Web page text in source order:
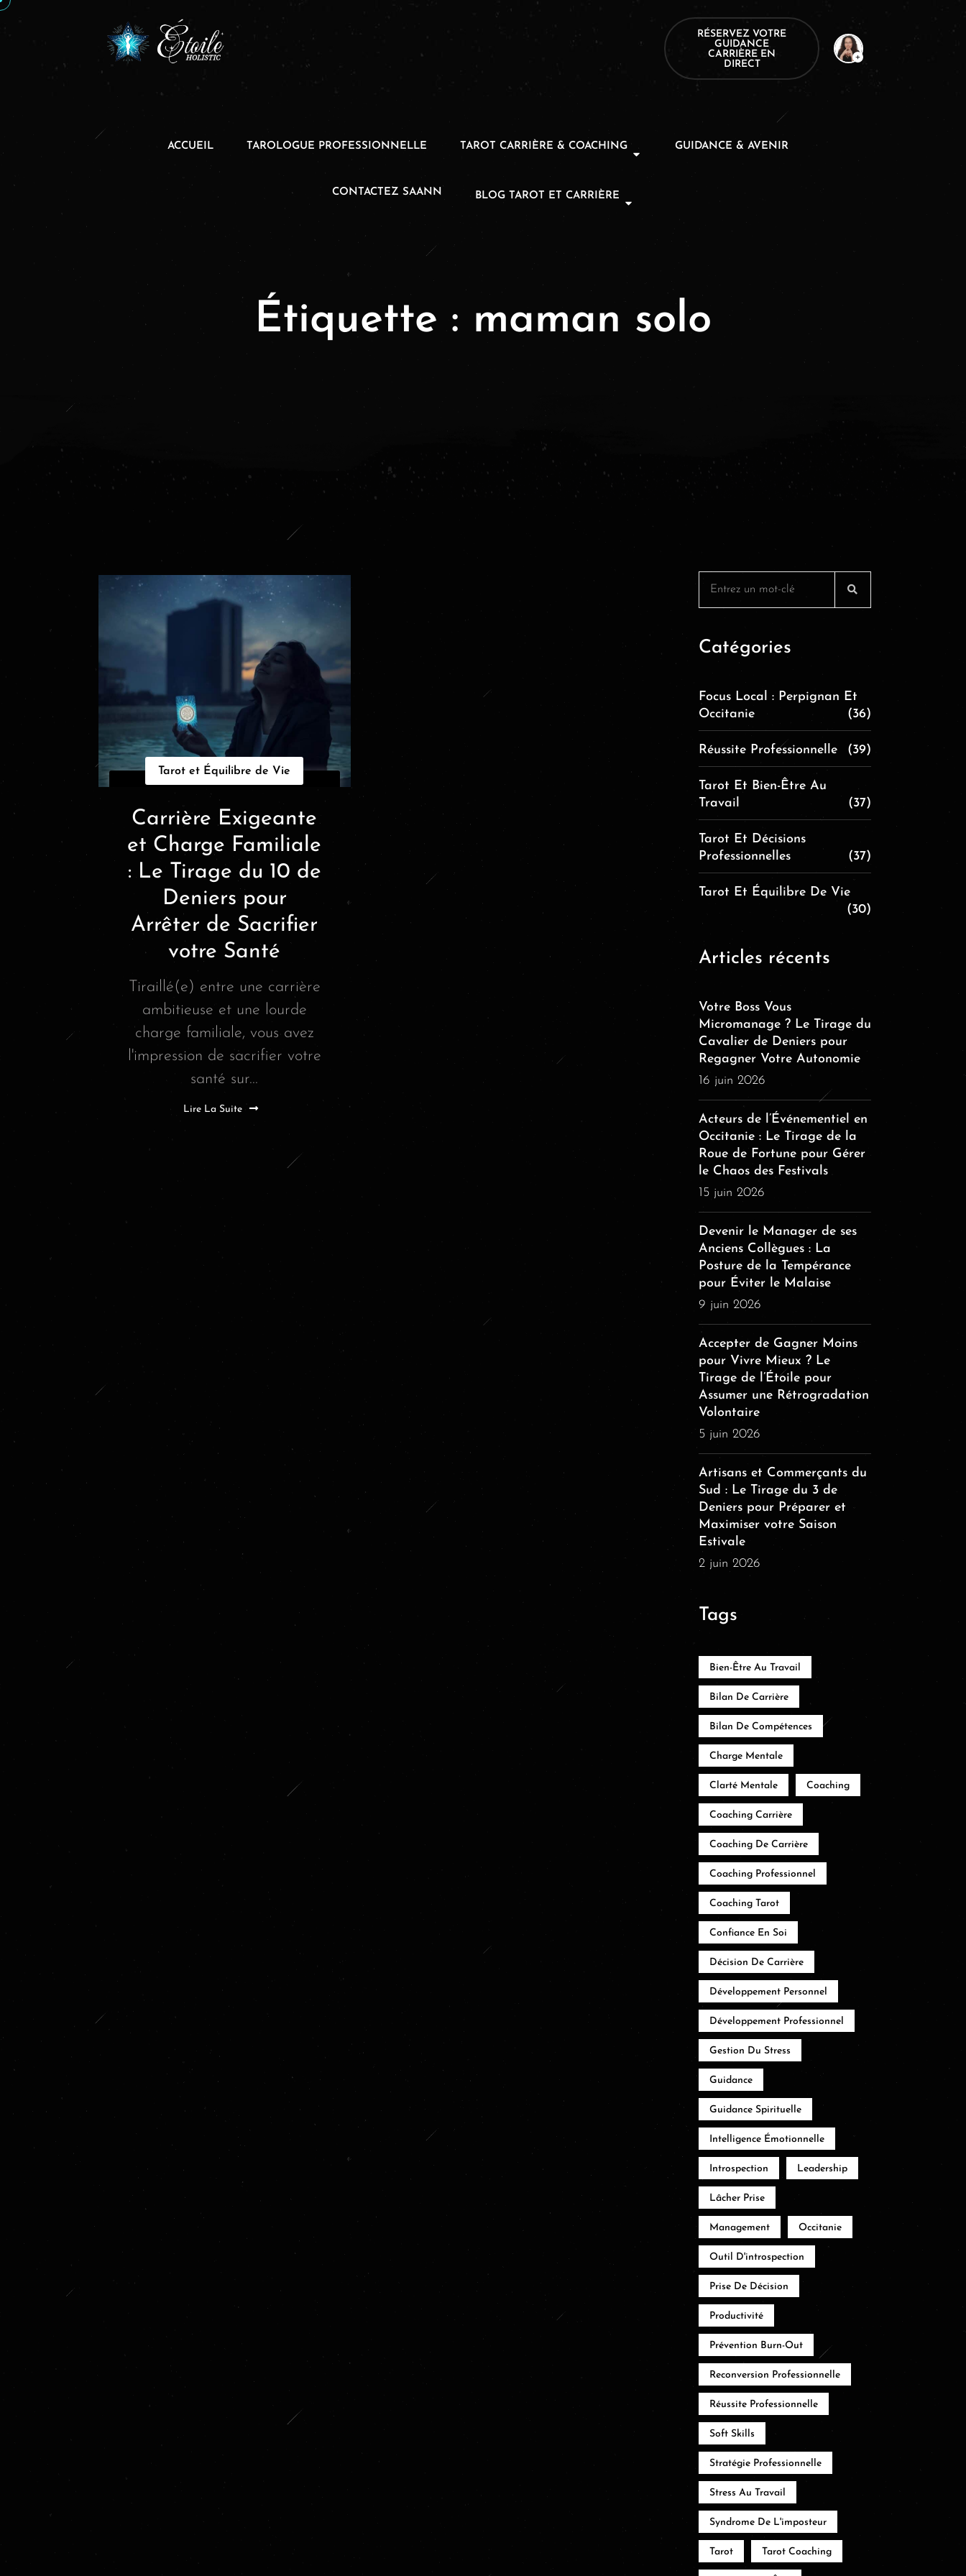
RÉSERVEZ VOTRE
GUIDANCE
CARRIÈRE EN
DIRECT
ACCUEIL TAROLOGUE PROFESSIONNELLE TAROT CARRIÈRE & COACHING GUIDANCE & AVENIR
CONTACTEZ SAANN BLOG TAROT ET CARRIÈRE
Étiquette : maman solo
Tarot et Équilibre de Vie
Carrière Exigeante
et Charge Familiale
: Le Tirage du 10 de
Deniers pour
Arrêter de Sacrifier
votre Santé
Tiraillé(e) entre une carrière
ambitieuse et une lourde
charge familiale, vous avez
l'impression de sacrifier votre
santé sur...
Lire La Suite
Catégories
Focus Local : Perpignan Et
Occitanie
(36)
Réussite Professionnelle (39)
Tarot Et Bien-Être Au
Travail
(37)
Tarot Et Décisions
Professionnelles
(37)
Tarot Et Équilibre De Vie
(30)
Articles récents
Votre Boss Vous
Micromanage ? Le Tirage du
Cavalier de Deniers pour
Regagner Votre Autonomie
16 juin 2026
Acteurs de l’Événementiel en
Occitanie : Le Tirage de la
Roue de Fortune pour Gérer
le Chaos des Festivals
15 juin 2026
Devenir le Manager de ses
Anciens Collègues : La
Posture de la Tempérance
pour Éviter le Malaise
9 juin 2026
Accepter de Gagner Moins
pour Vivre Mieux ? Le
Tirage de l’Étoile pour
Assumer une Rétrogradation
Volontaire
5 juin 2026
Artisans et Commerçants du
Sud : Le Tirage du 3 de
Deniers pour Préparer et
Maximiser votre Saison
Estivale
2 juin 2026
Tags
Bien-Être Au Travail
Bilan De Carrière
Bilan De Compétences
Charge Mentale
Clarté Mentale Coaching
Coaching Carrière
Coaching De Carrière
Coaching Professionnel
Coaching Tarot
Confiance En Soi
Décision De Carrière
Développement Personnel
Développement Professionnel
Gestion Du Stress
Guidance
Guidance Spirituelle
Intelligence Émotionnelle
Introspection Leadership
Lâcher Prise
Management Occitanie
Outil D'introspection
Prise De Décision
Productivité
Prévention Burn-Out
Reconversion Professionnelle
Réussite Professionnelle
Soft Skills
Stratégie Professionnelle
Stress Au Travail
Syndrome De L'imposteur
Tarot Tarot Coaching